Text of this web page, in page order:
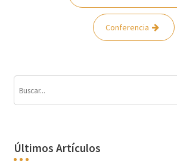
Conferencia
Últimos Artículos